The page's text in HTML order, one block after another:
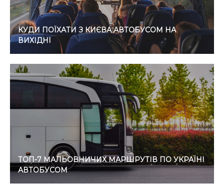
КУДИ ПОЇХАТИ З КИЄВА АВТОБУСОМ НА
ВИХІДНІ
ТОП-7 МАЛЬОВНИЧИХ МАРШРУТІВ ПО УКРАЇНІ
АВТОБУСОМ